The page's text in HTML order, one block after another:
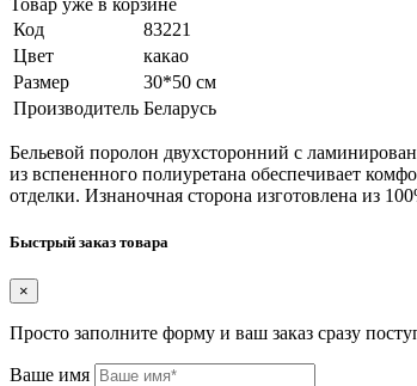
Код
83221
Цвет
какао
Размер
30*50 см
Производитель Беларусь
Бельевой поролон двухсторонний с
из вспененного полиуретана обеспечивает
отделки. Изнаночная сторона изготовлена из
Быстрый заказ товара
×
Просто заполните форму и ваш заказ сразу
Ваше имя